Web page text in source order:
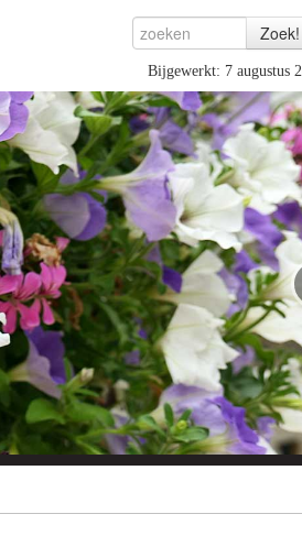
Bijgewerkt: 7 augustus